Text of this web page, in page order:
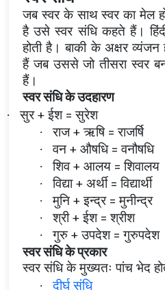
जब स्वर के साथ स्वर का मेल
है उसे स्वर संधि कहते हैं।
होती है। बाकी के अक्षर
हैं जब उससे जो तीसरा स्वर
हैं।
स्वर संधि के उदहारण
· सुर + ईश = सुरेश
· राज + ऋषि = राजर्षि
· वन + औषधि = वनौषधि
· शिव + आलय = शिवालय
· विद्या + अर्थी = विद्यार्थी
· मुनि + इन्द्र = मुनीन्द्र
· श्री + ईश = श्रीश
·
गुरु + उपदेश = गुरुपदेश
स्वर संधि के
स्वर संधि के मुख्यतः पांच भेद
· दीर्घ संधि